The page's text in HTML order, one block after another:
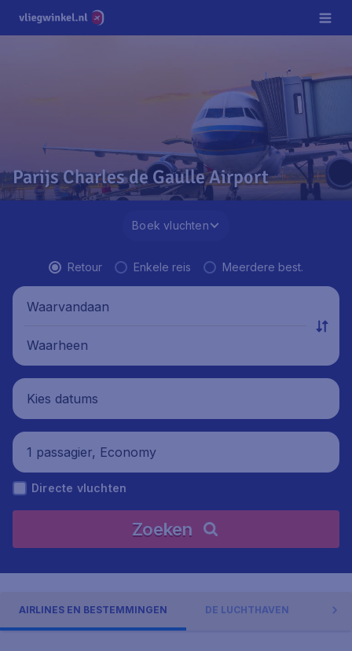
Parijs Charles de Gaulle Airport
Boek vluchten
Retour Enkele reis Meerdere best.
Waarvandaan
Waarheen
Kies datums
1 passagier, Economy
Directe vluchten
Zoeken
AIRLINES EN BESTEMMINGEN DE LUCHTHAVEN